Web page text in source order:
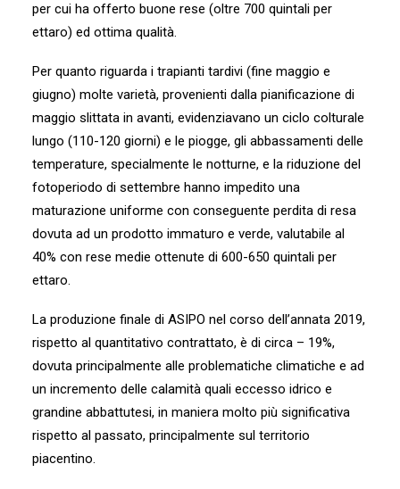
per cui ha offerto buone rese (oltre 700 quintali per
ettaro) ed ottima qualità.
Per quanto riguarda i trapianti tardivi (fine maggio e
giugno) molte varietà, provenienti dalla pianificazione di
maggio slittata in avanti, evidenziavano un ciclo colturale
lungo (110-120 giorni) e le piogge, gli abbassamenti delle
temperature, specialmente le notturne, e la riduzione del
fotoperiodo di settembre hanno impedito una
maturazione uniforme con conseguente perdita di resa
dovuta ad un prodotto immaturo e verde, valutabile al
40% con rese medie ottenute di 600-650 quintali per
ettaro.
La produzione finale di ASIPO nel corso dell’annata 2019,
rispetto al quantitativo contrattato, è di circa – 19%,
dovuta principalmente alle problematiche climatiche e ad
un incremento delle calamità quali eccesso idrico e
grandine abbattutesi, in maniera molto più significativa
rispetto al passato, principalmente sul territorio
piacentino.